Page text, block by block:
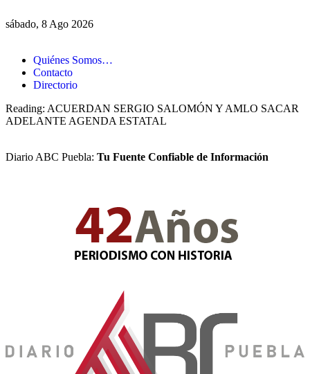
sábado, 8 Ago 2026
Quiénes Somos…
Contacto
Directorio
Reading: ACUERDAN SERGIO SALOMÓN Y AMLO SACAR
ADELANTE AGENDA ESTATAL
Diario ABC Puebla: Tu Fuente Confiable de Información